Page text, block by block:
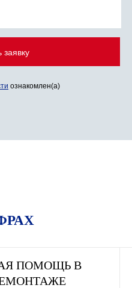
заявку
ознакомлен(а)
ПОМОЩЬ В